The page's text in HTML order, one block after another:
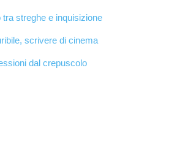
streghe e inquisizione
scrivere di cinema
dal crepuscolo